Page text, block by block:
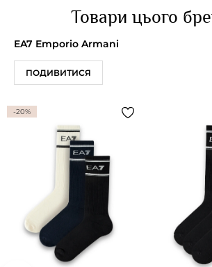
Товари цього
EA7 Emporio Armani
ПОДИВИТИСЯ
-20%